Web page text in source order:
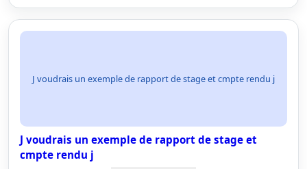
J voudrais un exemple de rapport de stage et cmpte rendu j
J voudrais un exemple de rapport de stage et
cmpte rendu j